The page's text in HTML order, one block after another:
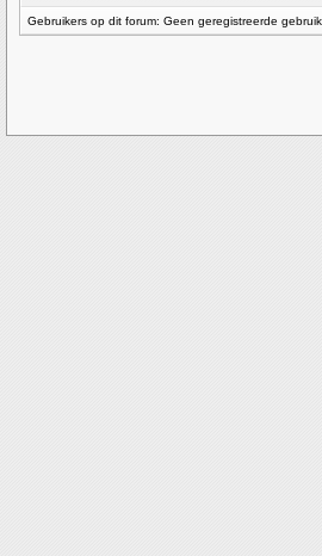
Gebruikers op dit forum: Geen geregistreerde